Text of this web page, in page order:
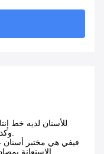
فيفي هي مختبر أسنان